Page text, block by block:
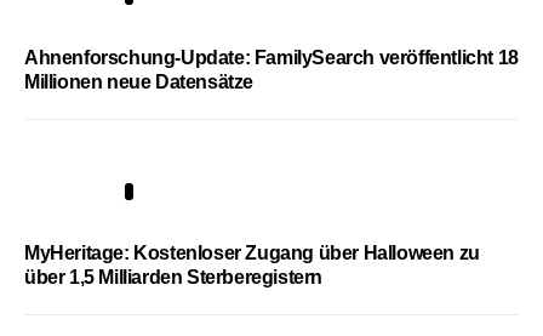
Ahnenforschung-Update: FamilySearch veröffentlicht 18
Millionen neue Datensätze
MyHeritage: Kostenloser Zugang über Halloween zu
über 1,5 Milliarden Sterberegistern